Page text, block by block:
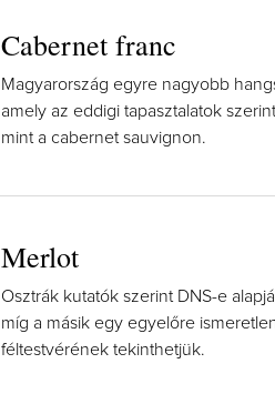
Cabernet franc
Magyarország egyre nagyobb
amely az eddigi tapasztalatok
mint a cabernet sauvignon.
Merlot
Osztrák kutatók szerint DNS-e
míg a másik egy egyelőre
féltestvérének tekinthetjük.